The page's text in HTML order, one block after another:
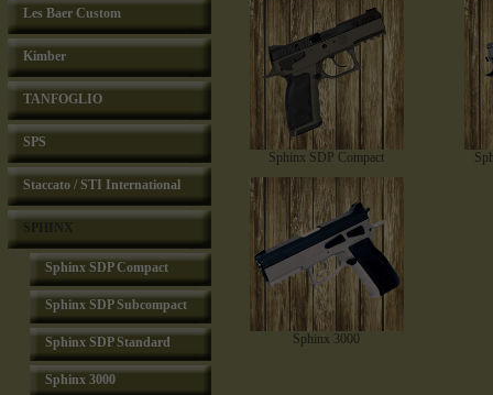
Les Baer Custom
Kimber
TANFOGLIO
SPS
Staccato / STI International
Sphinx SDP Compact
Sphinx SDP Subcompact
Sphinx SDP Standard
Sphinx 3000
Sphinx SDP Compact
Sphinx 3000